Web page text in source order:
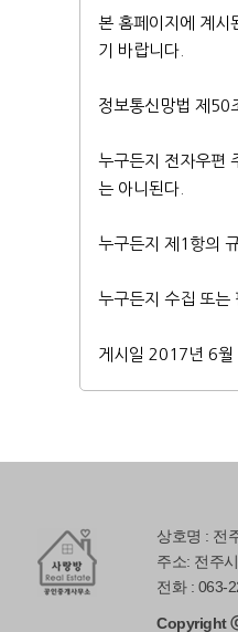
본 홈페이지에 계시
기 바랍니다.
정보통신망법 제50
누구든지 전자우편
는 아니된다.
누구든지 제1항의
누구든지 수집 또는
게시일 2017년 6월
상호명 : 전
주소: 전주
전화 : 063-
Copyright